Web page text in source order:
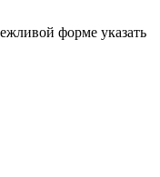
форме указать